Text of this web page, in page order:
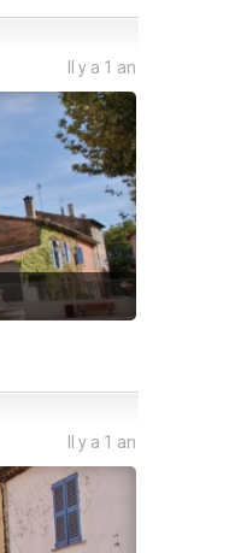
Il y a 1 an
Il y a 1 an